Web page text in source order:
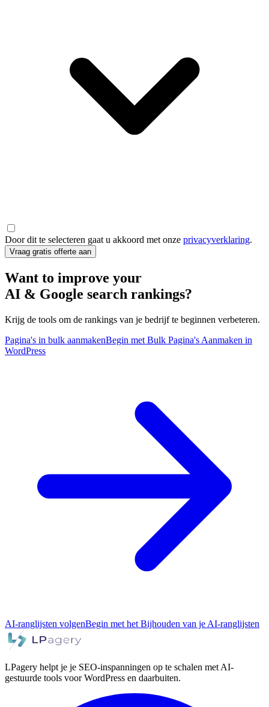
Door dit te selecteren gaat u akkoord met onze privacyverklaring.
Vraag gratis offerte aan
Want to improve your
AI & Google search rankings?
Krijg de tools om de rankings van je bedrijf te beginnen verbeteren.
Pagina's in bulk aanmakenBegin met Bulk Pagina's Aanmaken in
WordPress
AI-ranglijsten volgenBegin met het Bijhouden van je AI-ranglijsten
LPagery helpt je je SEO-inspanningen op te schalen met AI-
gestuurde tools voor WordPress en daarbuiten.